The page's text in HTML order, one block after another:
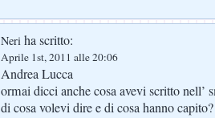
Neri ha scritto:
Aprile 1st, 2011 alle 20:06
Andrea Lucca
ormai dicci anche cosa avevi scritto nell’
di cosa volevi dire e di cosa hanno capito?